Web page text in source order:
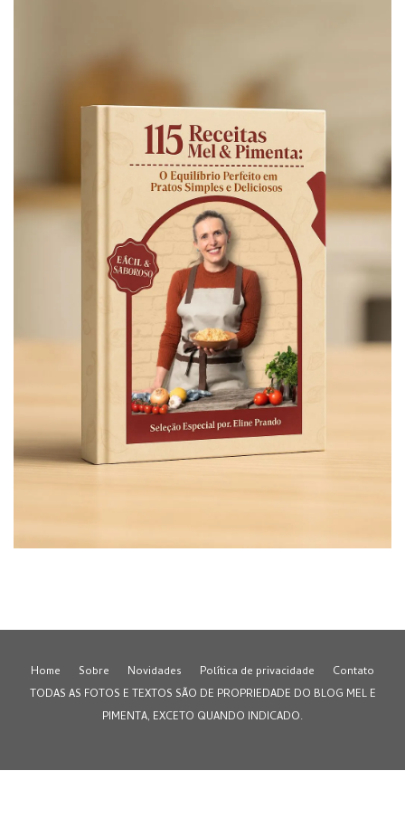
Home Sobre Novidades Política de privacidade
Contato
TODAS AS FOTOS E TEXTOS SÃO DE PROPRIEDADE DO BLOG MEL E
PIMENTA, EXCETO QUANDO INDICADO.